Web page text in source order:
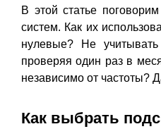
В этой статье
систем. Как их
нулевые? Не
проверяя один раз в
независимо от частоты?
Как выбрать